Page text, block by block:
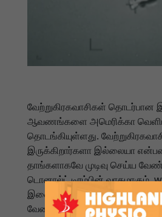
வேற்றுகிரகவாசிகள் தொடர்பான
ஆவணங்களை அமெரிக்கா
தொடங்கியுள்ளது.
இருக்கிறார்களா இல்லையா
தாங்களாகவே முடிவு செய்ய
டொனால்ட் டிரம்பின் வாதமாகும்.
இணையதளத்தில் பகிரப்பட்ட
வேண்டுமானாலும் பார்க்கும்